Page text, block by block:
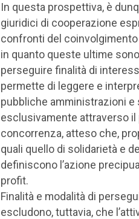
In questa prospettiva, è
giuridici di cooperazione
confronti del
in quanto queste ultime
perseguire finalità di
permette di leggere e
pubbliche amministrazioni
esclusivamente attraverso
concorrenza, atteso che,
quali quello di solidarietà e
definiscono l’azione
profit.
Finalità e modalità di
escludono, tuttavia, che